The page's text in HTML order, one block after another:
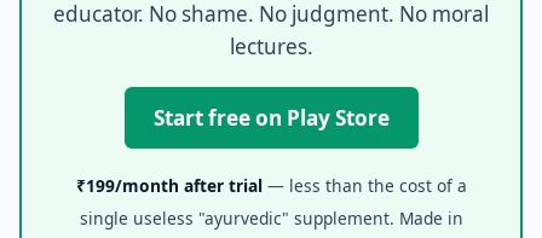
educator. No shame. No judgment. No moral
lectures.
Start free on Play Store
₹199/month after trial— less than the cost of a
single useless "ayurvedic" supplement. Made in